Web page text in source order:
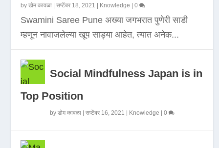
byडोम कावळा |सप्टेंबर 18, 2021 Knowledge |0
Swamini Saree Pune अख्या जगभरात पुणेरी साडी
म्हणून नावाजलेल्या खूप साड्या आहेत, त्यात अनेक...
Social Mindfulness Japan is in
Top Position
byडोम कावळा |सप्टेंबर 16, 2021 Knowledge |0